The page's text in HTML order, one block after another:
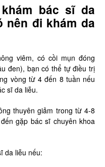
bác sĩ da
nên đi khám da
viêm, có cồi mụn đóng
đen), bạn có thể tự điều trị
vòng từ 4 đến 8 tuần nếu
sĩ da liễu.
thuyên giảm trong từ 4-8
gặp bác sĩ chuyên khoa
da liễu nếu: